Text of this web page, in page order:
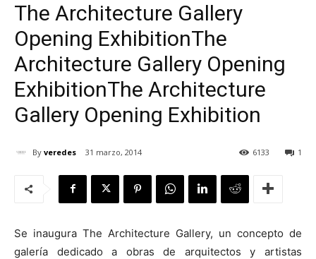
The Architecture Gallery
Opening ExhibitionThe
Architecture Gallery Opening
ExhibitionThe Architecture
Gallery Opening Exhibition
By veredes 31 marzo, 2014 1
6133
Se inaugura The Architecture Gallery, un concepto de
galería dedicado a obras de arquitectos y artistas